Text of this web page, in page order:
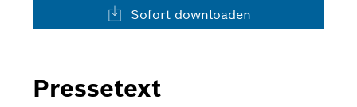
Sofort downloaden
Pressetext